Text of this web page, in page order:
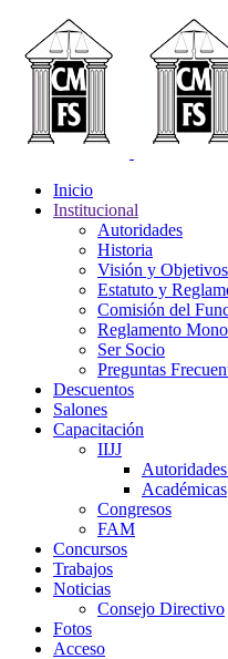
Inicio
Institucional
Autoridades
Historia
Visión y Objetivos
Estatuto y
Comisión del
Reglamento
Ser Socio
Preguntas
Descuentos
Salones
Capacitación
IIJJ
Académicas
Congresos
FAM
Concursos
Trabajos
Noticias
Consejo Directivo
Fotos
Acceso